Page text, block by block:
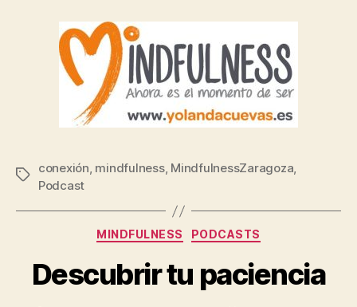
conexión, mindfulness, MindfulnessZaragoza,
Podcast
MINDFULNESS PODCASTS
Descubrir tu paciencia